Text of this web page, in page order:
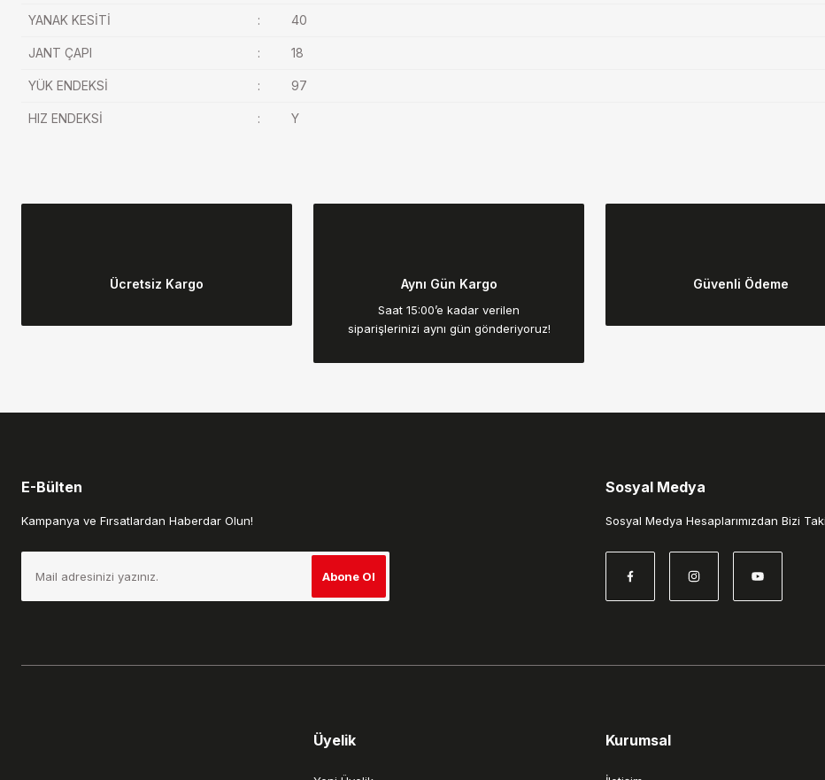
YANAK KESİTİ : 40
JANT ÇAPI : 18
YÜK ENDEKSİ : 97
HIZ ENDEKSİ : Y
Ürün resmi kalitesiz, bozuk veya görüntülenemiyor.
Gönder
Ücretsiz Kargo Aynı Gün Kargo
Saat 15:00’e kadar verilen
siparişlerinizi aynı gün gönderiyoruz!
Güvenli Ödeme
E-Bülten
Kampanya ve Fırsatlardan Haberdar Olun!
Abone Ol
Sosyal Medya
Sosyal Medya Hesaplarımızdan Bizi
Üyelik Kurumsal